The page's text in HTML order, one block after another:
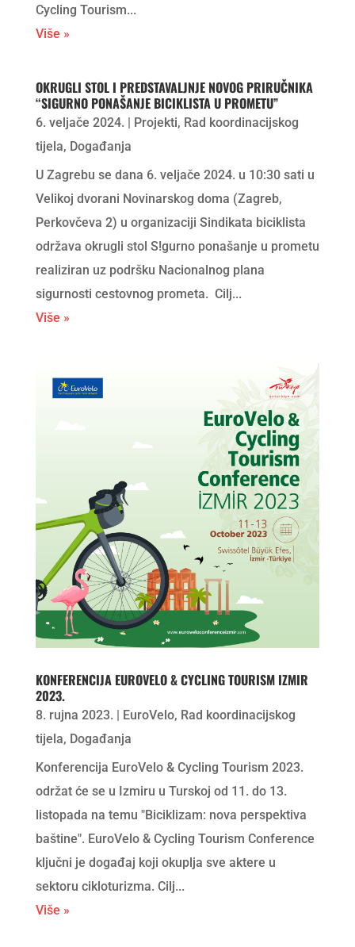
Cycling Tourism...
Više »
OKRUGLI STOL I PREDSTAVALJNJE NOVOG PRIRUČNIKA
“SIGURNO PONAŠANJE BICIKLISTA U PROMETU”
6. veljače 2024. Projekti, Rad koordinacijskog
tijela, Događanja
U Zagrebu se dana 6. veljače 2024. u 10:30 sati u
Velikoj dvorani Novinarskog doma (Zagreb,
Perkovčeva 2) u organizaciji Sindikata biciklista
održava okrugli stol S!gurno ponašanje u prometu
realiziran uz podršku Nacionalnog plana
sigurnosti cestovnog prometa. Cilj...
Više »
KONFERENCIJA EUROVELO & CYCLING TOURISM IZMIR
2023.
8. rujna 2023. | EuroVelo, Rad koordinacijskog
tijela, Događanja
Konferencija EuroVelo & Cycling Tourism 2023.
održat će se u Izmiru u Turskoj od 11. do 13.
listopada na temu "Biciklizam: nova perspektiva
baštine". EuroVelo & Cycling Tourism Conference
ključni je događaj koji okuplja sve aktere u
sektoru cikloturizma. Cilj...
Više »